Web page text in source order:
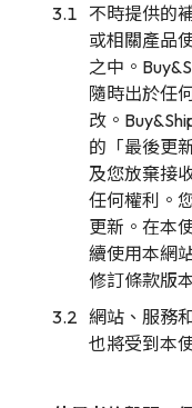
不時提供的
或相關產品
之中。
隨時出於任
改。
的「最後更
及您放棄接
任何權利。
更新。在本
續使用本網
修訂條款版
網站、服務
也將受到本